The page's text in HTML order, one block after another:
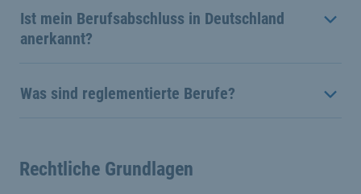
Ist mein Berufsabschluss in Deutschland
anerkannt?
Was sind reglementierte Berufe?
Rechtliche Grundlagen